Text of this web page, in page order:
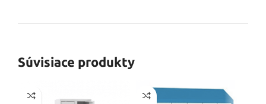
Súvisiace produkty